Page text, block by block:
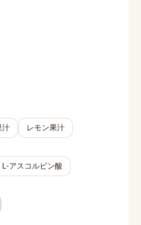
汁
レモン果汁
L-アスコルビン酸